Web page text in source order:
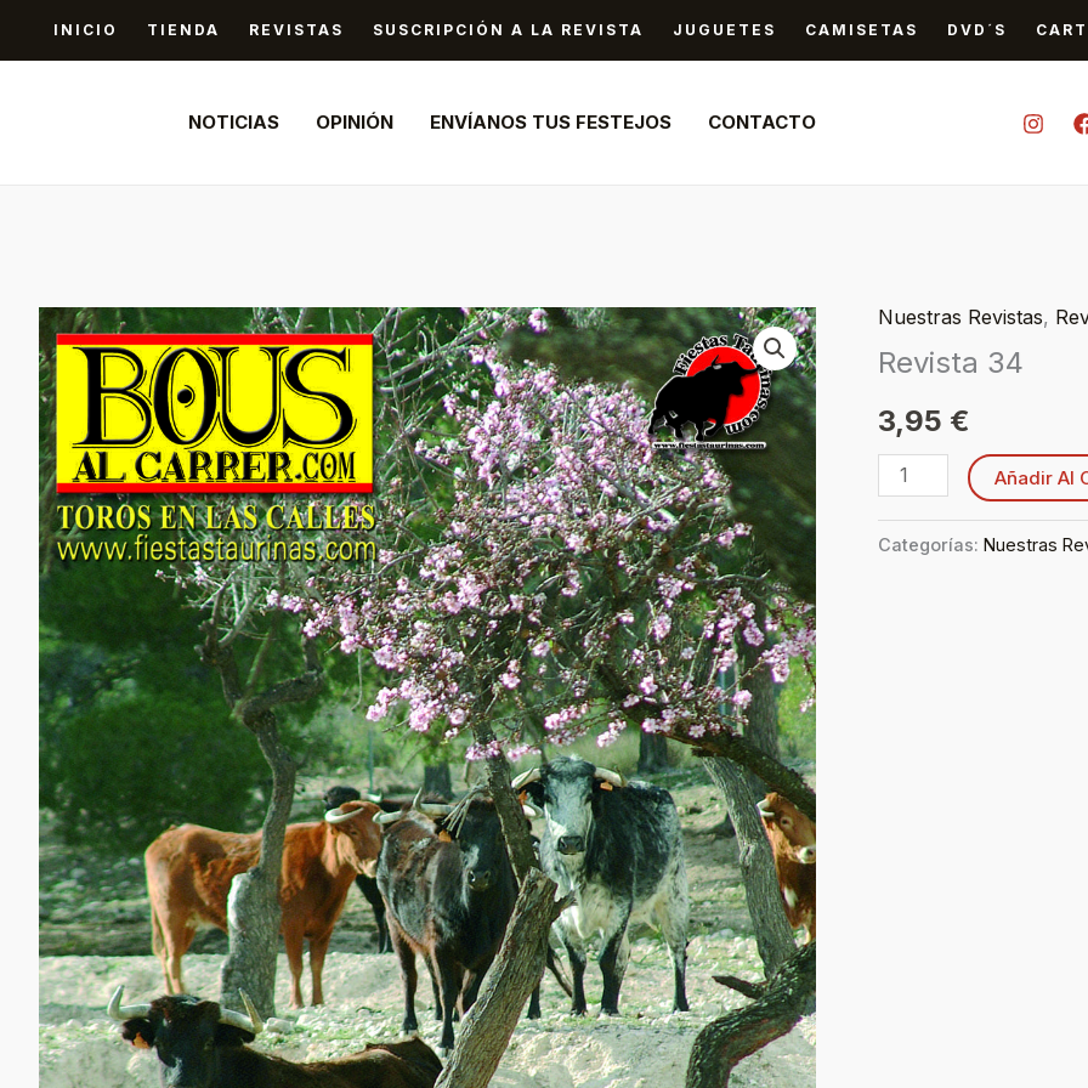
INICIO TIENDA REVISTAS SUSCRIPCIÓN A LA REVISTA JUGUETES CAMISETAS DVD´S
NOTICIAS OPINIÓN ENVÍANOS TUS FESTEJOS CONTACTO
Nuestras Revistas,
Revista 34
3,95 €
Revista
34
Añadir Al
Categorías:Nuestras